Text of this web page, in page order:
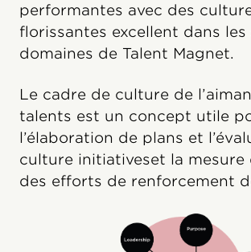
performantes avec des
florissantes excellent dans les
domaines de Talent Magnet.
Le cadre de culture de
talents est un concept utile
l’élaboration de plans et
culture initiativeset la mesure
des efforts de renforcement